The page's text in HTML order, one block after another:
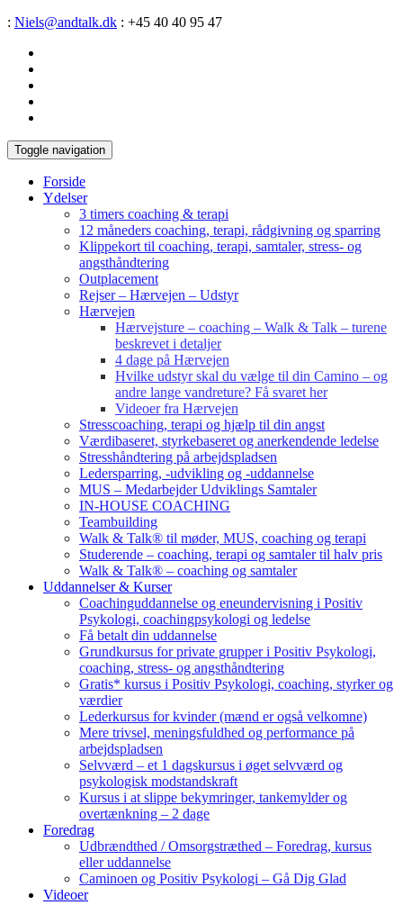
: Niels@andtalk.dk : +45 40 40 95 47
Toggle navigation
Forside
Ydelser
3 timers coaching & terapi
12 måneders coaching, terapi, rådgivning og sparring
Klippekort til coaching, terapi, samtaler, stress- og
angsthåndtering
Outplacement
Rejser – Hærvejen – Udstyr
Hærvejen
Hærvejsture – coaching – Walk & Talk – turene
beskrevet i detaljer
4 dage på Hærvejen
Hvilke udstyr skal du vælge til din Camino – og
andre lange vandreture? Få svaret her
Videoer fra Hærvejen
Stresscoaching, terapi og hjælp til din angst
Værdibaseret, styrkebaseret og anerkendende ledelse
Stresshåndtering på arbejdspladsen
Ledersparring, -udvikling og -uddannelse
MUS – Medarbejder Udviklings Samtaler
IN-HOUSE COACHING
Teambuilding
Walk & Talk® til møder, MUS, coaching og terapi
Studerende – coaching, terapi og samtaler til halv pris
Walk & Talk® – coaching og samtaler
Uddannelser & Kurser
Coachinguddannelse og eneundervisning i Positiv
Psykologi, coachingpsykologi og ledelse
Få betalt din uddannelse
Grundkursus for private grupper i Positiv Psykologi,
coaching, stress- og angsthåndtering
Gratis* kursus i Positiv Psykologi, coaching, styrker og
værdier
Lederkursus for kvinder (mænd er også velkomne)
Mere trivsel, meningsfuldhed og performance på
arbejdspladsen
Selvværd – et 1 dagskursus i øget selvværd og
psykologisk modstandskraft
Kursus i at slippe bekymringer, tankemylder og
overtænkning – 2 dage
Foredrag
Udbrændthed / Omsorgstræthed – Foredrag, kursus
eller uddannelse
Caminoen og Positiv Psykologi – Gå Dig Glad
Videoer